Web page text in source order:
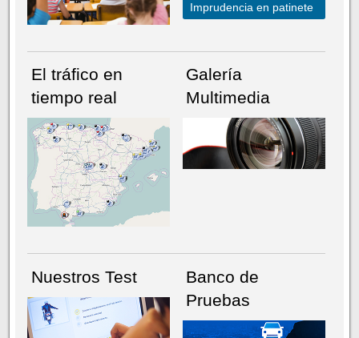
NÚMERO ACTUALHEMEROTECA
Imprudencia en patinete
El tráfico en
tiempo real
Galería
Multimedia
Nuestros Test
Banco de
Pruebas